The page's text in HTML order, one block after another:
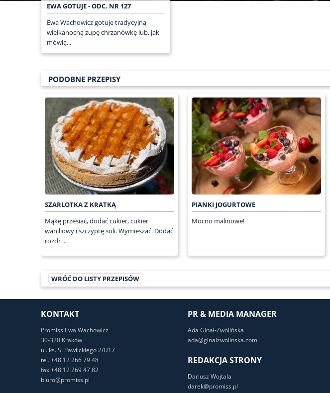
EWA GOTUJE - ODC. NR 127
Ewa Wachowicz gotuje tradycyjną
wielkanocną zupę chrzanówkę lub, jak
mówią...
PODOBNE PRZEPISY
SZARLOTKA Z KRATKĄ
Mąkę przesiać, dodać cukier, cukier
waniliowy i szczyptę soli. Wymieszać. Dodać
rozdr ...
PIANKI JOGURTOWE
Mocno malinowe!
WRÓĆ DO LISTY PRZEPISÓW
KONTAKT
Promiss Ewa Wachowicz
30-320 Kraków
ul. ks. S. Pawlickiego 2/U17
tel. +48 12 266 79 48
fax +48 12 269 47 82
biuro@promiss.pl
PR & MEDIA MANAGER
Ada Ginał-Zwolińska
ada@ginalzwolinska.com
REDAKCJA STRONY
Dariusz Wojtala
darek@promiss.pl